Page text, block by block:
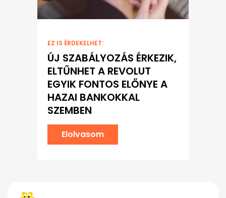
EZ IS ÉRDEKELHET:
ÚJ SZABÁLYOZÁS ÉRKEZIK,
ELTŰNHET A REVOLUT
EGYIK FONTOS ELŐNYE A
HAZAI BANKOKKAL
SZEMBEN
Elolvasom